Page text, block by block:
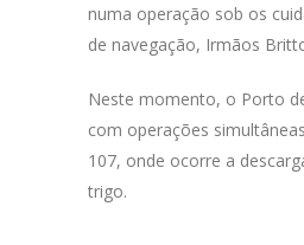
numa operação sob os
de navegação, Irmãos
Neste momento, o Porto
com operações
107, onde ocorre a
trigo.